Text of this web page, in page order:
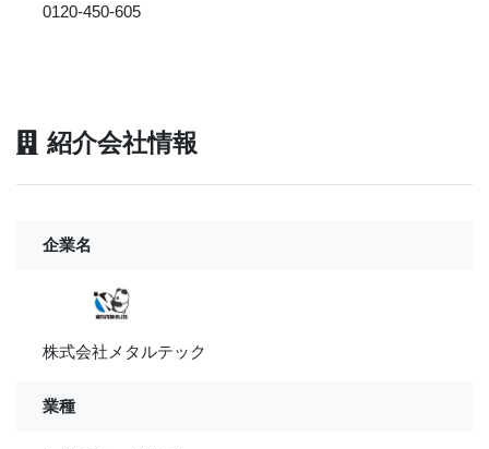
0120-450-605
紹介会社情報
企業名
株式会社メタルテック
業種